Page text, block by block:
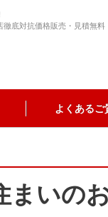
徹底対抗価格販売・見積無料
よくあるご
まいの